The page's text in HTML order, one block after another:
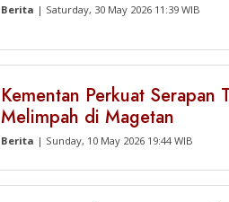
Berita | Saturday, 30 May 2026 11:39 WIB
Kementan Perkuat Serapan
Melimpah di Magetan
Berita | Sunday, 10 May 2026 19:44 WIB